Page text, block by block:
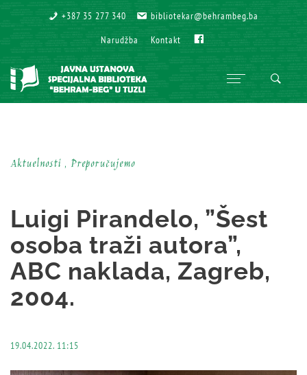
+387 35 277 340
+387 35 277 340 bibliotekar@behrambeg.ba
bibliotekar@behrambeg.ba
Narudžba
Narudžba Kontakt
Kontakt
Aktuelnosti , Preporučujemo
Luigi Pirandelo, ”Šest
osoba traži autora”,
ABC naklada, Zagreb,
2004.
19.04.2022. 11:15